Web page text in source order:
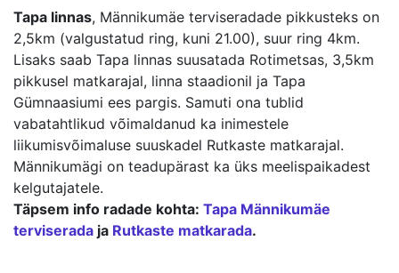
Tapa linnas, Männikumäe terviseradade pikkusteks on
2,5km (valgustatud ring, kuni 21.00), suur ring 4km.
Lisaks saab Tapa linnas suusatada Rotimetsas, 3,5km
pikkusel matkarajal, linna staadionil ja Tapa
Gümnaasiumi ees pargis. Samuti ona tublid
vabatahtlikud võimaldanud ka inimestele
liikumisvõimaluse suuskadel Rutkaste matkarajal.
Männikumägi on teadupärast ka üks meelispaikadest
kelgutajatele.
Täpsem info radade kohta: Tapa Männikumäe
terviserada ja Rutkaste matkarada.